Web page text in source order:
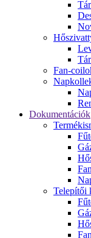
Fan-
Dokumentációk
Telepítői